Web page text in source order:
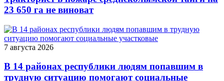
23 650 га не виноват
7 августа 2026
В 14 районах республики людям попавшим в
трудную ситуацию помогают социальные